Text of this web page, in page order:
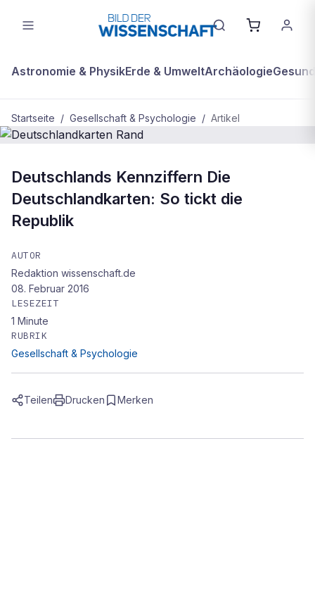
Astronomie & PhysikErde & UmweltArchäologie
Startseite / Gesellschaft & Psychologie / Artikel
Deutschlandkarten Rand
Deutschlands Kennziffern Die
Deutschlandkarten: So tickt die
Republik
AUTOR
Redaktion wissenschaft.de
08. Februar 2016
LESEZEIT
1 Minute
RUBRIK
Gesellschaft & Psychologie
Teilen Drucken Merken